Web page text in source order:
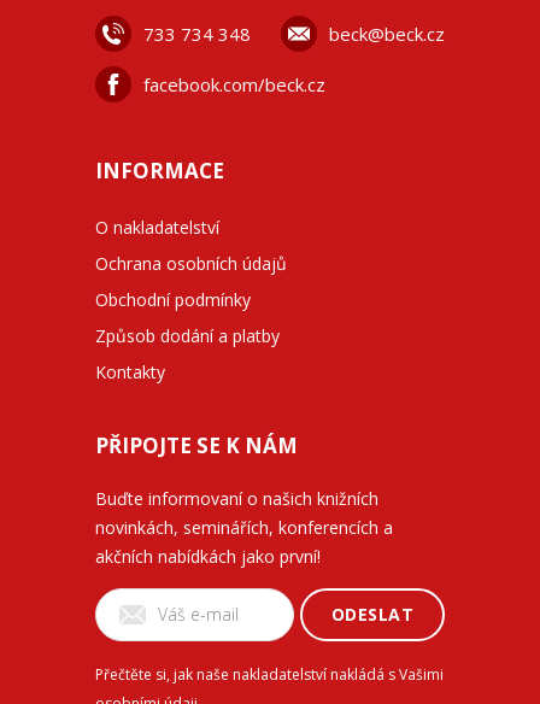
733 734 348 beck@beck.cz
facebook.com/beck.cz
INFORMACE
O nakladatelství
Ochrana osobních údajů
Obchodní podmínky
Způsob dodání a platby
Kontakty
PŘIPOJTE SE K NÁM
Buďte informovaní o našich knižních
novinkách, seminářích, konferencích a
akčních nabídkách jako první!
ODESLAT
Přečtěte si, jak naše nakladatelství nakládá s Vašimi